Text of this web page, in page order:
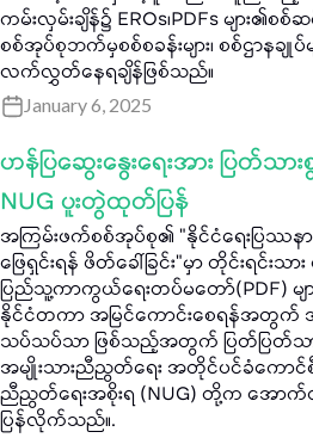
ကမ်းလှမ်းချိန်၌ EROs၊PDFs များ၏စစ်
စစ်အုပ်စုဘက်မှစစ်စခန်းများ၊ စစ်ဌာနချုပ်မ
လက်လွှတ်နေရချိန်ဖြစ်သည်။
January 6, 2025
ဟန်ပြဆွေးနွေးရေးအား ပြတ်သာ
NUG ပူးတွဲထုတ်ပြန်
အကြမ်းဖက်စစ်အုပ်စု၏ "နိုင်ငံရေးပြဿနာ
ဖြေရှင်းရန် ဖိတ်ခေါ်ခြင်း"မှာ တိုင်းရင်း
ပြည်သူ့ကာကွယ်ရေးတပ်မတော်(PDF) မျ
နိုင်ငံတကာ အမြင်ကောင်းစေရန်အတွက် အ
သပ်သပ်သာ ဖြစ်သည့်အတွက် ပြတ်ပြတ်သား
အမျိုးသားညီညွတ်ရေး အတိုင်ပင်ခံကောင်စီ
ညီညွတ်ရေးအစိုးရ (NUG) တို့က အေ
ပြန်လိုက်သည်။.